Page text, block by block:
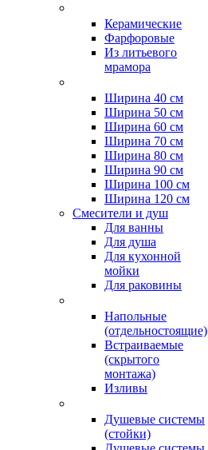
Керамические
Фарфоровые
Из литьевого
мрамора
Ширина 40 см
Ширина 50 см
Ширина 60 см
Ширина 70 см
Ширина 80 см
Ширина 90 см
Ширина 100 см
Ширина 120 см
Смесители и душ
Для ванны
Для душа
Для кухонной
мойки
Для раковины
Напольные
(отдельностоящие)
Встраиваемые
(скрытого
монтажа)
Изливы
Душевые системы
(стойки)